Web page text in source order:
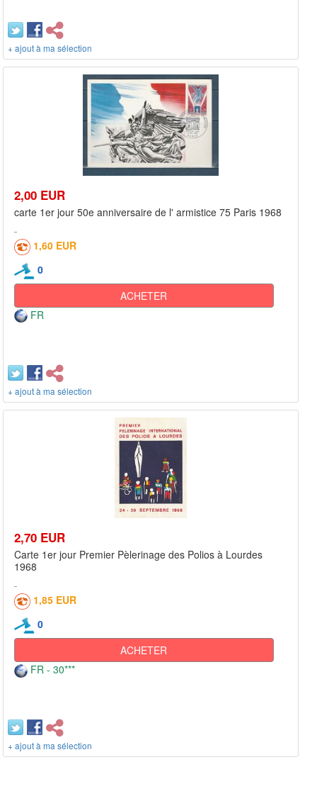
+ ajout à ma sélection
2,00 EUR
carte 1er jour 50e anniversaire de l' armistice 75 Paris 1968
1,60 EUR
0
ACHETER
FR
+ ajout à ma sélection
2,70 EUR
Carte 1er jour Premier Pèlerinage des Polios à Lourdes
1968
1,85 EUR
0
ACHETER
FR - 30***
+ ajout à ma sélection